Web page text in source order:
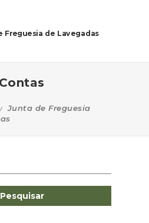
Freguesia de Lavegadas
Junta de Freguesia
Pesquisar